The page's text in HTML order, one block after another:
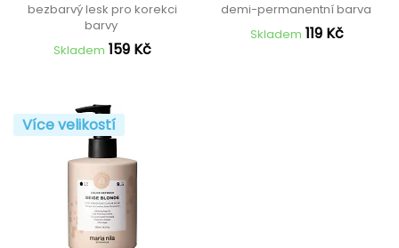
bezbarvý lesk pro korekci
barvy
Skladem 159 Kč
demi-permanentní barva
Skladem 119 Kč
Více velikostí